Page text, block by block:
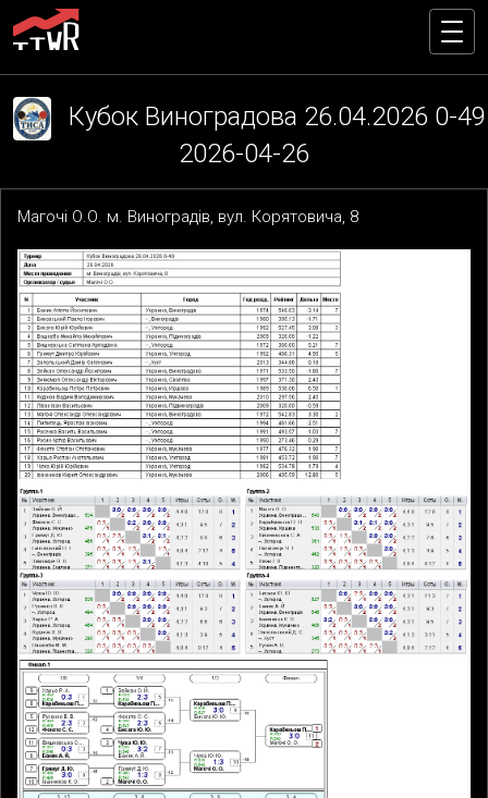
Кубок Виноградова 26.04.2026 0-49
2026-04-26
Магочі О.О. м. Виноградів, вул. Корятовича, 8